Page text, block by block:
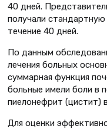
40 дней.
получали
течение 40 дней.
По данным
лечения больных
суммарная функция
больные имели боли в
пиелонефрит (цистит)
Для оценки